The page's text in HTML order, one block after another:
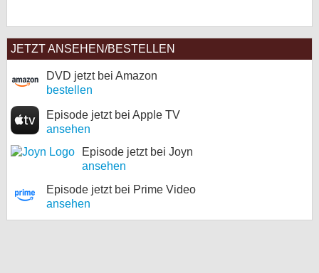
JETZT ANSEHEN/BESTELLEN
DVD jetzt bei Amazon
bestellen
Episode jetzt bei Apple TV
ansehen
Episode jetzt bei Joyn
ansehen
Episode jetzt bei Prime Video
ansehen